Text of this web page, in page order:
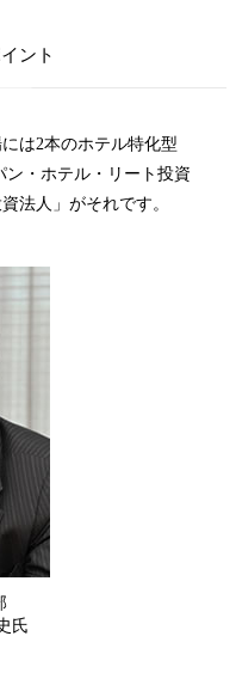
ント
は2本のホテル特化型
・ホテル・リート投資
法人」がそれです。
氏